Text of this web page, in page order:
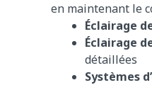
en maintenant le
Éclairage
Éclairage
détaillées
Systèmes